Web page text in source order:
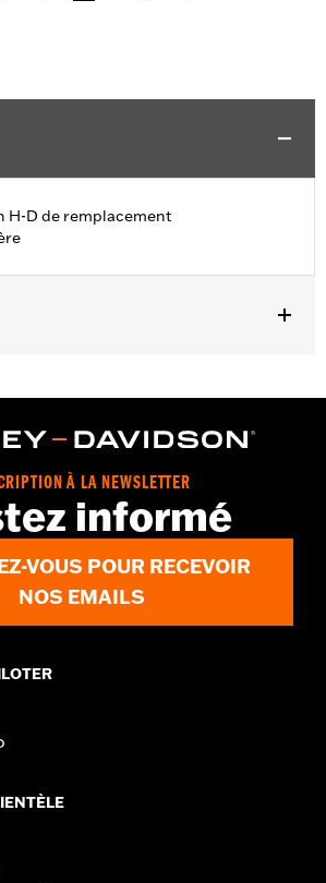
H-D de remplacement
de plaquettes de frein
À LA NEWSLETTER
informé
VOUS POUR RECEVOIR
NOS EMAILS